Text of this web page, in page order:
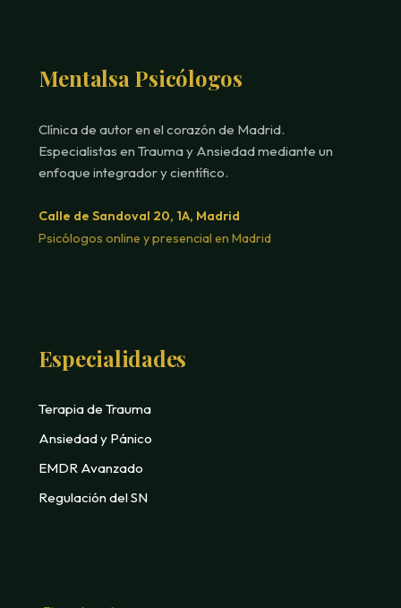
Mentalsa Psicólogos
Clínica de autor en el corazón de Madrid.
Especialistas en Trauma y Ansiedad mediante un
enfoque integrador y científico.
Calle de Sandoval 20, 1A, Madrid
Psicólogos online y presencial en Madrid
Especialidades
Terapia de Trauma
Ansiedad y Pánico
EMDR Avanzado
Regulación del SN